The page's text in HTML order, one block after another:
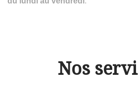
Nos